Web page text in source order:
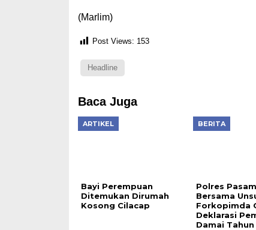
(Marlim)
Post Views: 153
Headline
Baca Juga
ARTIKEL
Bayi Perempuan
BERITA
Polres
Bersama
Forkopimda
Deklarasi
Damai